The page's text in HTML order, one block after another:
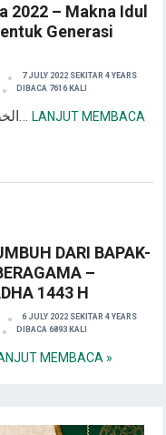
2022 – Makna Idul
Generasi
7 JULY 2022 SEKITAR 4 YEARS
DIBACA 7616 KALI
الخطبة الأولى اللهُ أكْبَرُ × 9 اللهُ أَكْبَرُ كَبِيرًا…LANJUT MEMBACA
DARI BAPAK-
–
1443 H
6 JULY 2022 SEKITAR 4 YEARS
DIBACA 6893 KALI
MEMBACA »